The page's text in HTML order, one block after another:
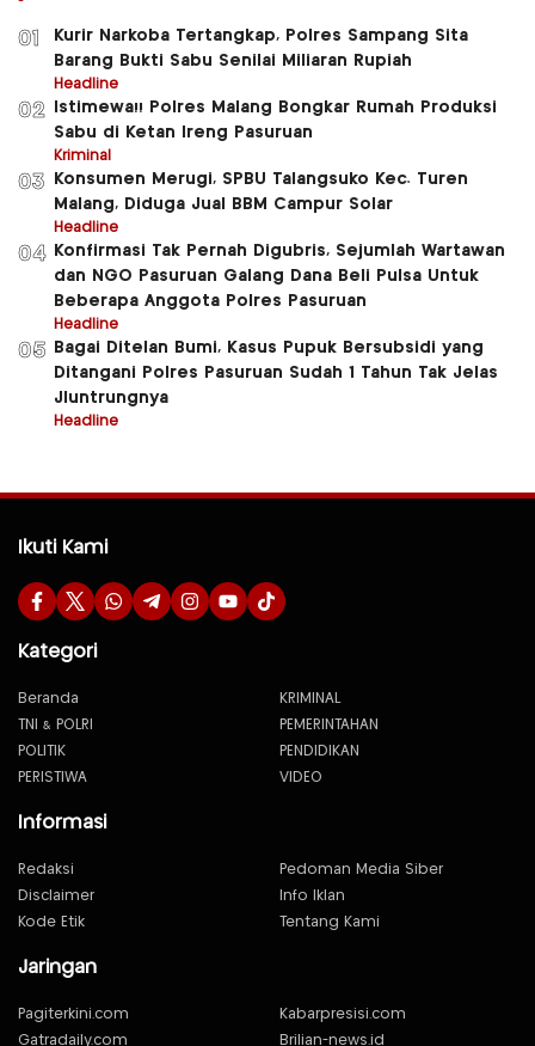
01
Kurir Narkoba Tertangkap, Polres Sampang Sita
Barang Bukti Sabu Senilai Miliaran Rupiah
Headline
02
Istimewa!! Polres Malang Bongkar Rumah Produksi
Sabu di Ketan Ireng Pasuruan
Kriminal
03
Konsumen Merugi, SPBU Talangsuko Kec. Turen
Malang, Diduga Jual BBM Campur Solar
Headline
04
Konfirmasi Tak Pernah Digubris, Sejumlah Wartawan
dan NGO Pasuruan Galang Dana Beli Pulsa Untuk
Beberapa Anggota Polres Pasuruan
Headline
05
Bagai Ditelan Bumi, Kasus Pupuk Bersubsidi yang
Ditangani Polres Pasuruan Sudah 1 Tahun Tak Jelas
Jluntrungnya
Headline
Ikuti Kami
Kategori
Beranda
KRIMINAL
TNI & POLRI
PEMERINTAHAN
POLITIK
PENDIDIKAN
PERISTIWA
VIDEO
Informasi
Redaksi
Pedoman Media Siber
Disclaimer
Info Iklan
Kode Etik
Tentang Kami
Jaringan
Pagiterkini.com
Kabarpresisi.com
Gatradaily.com
Brilian-news.id